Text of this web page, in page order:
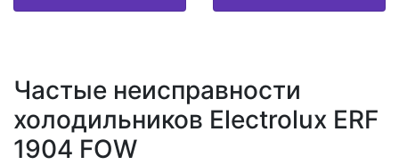
Частые неисправности
холодильников Electrolux ERF
1904 FOW